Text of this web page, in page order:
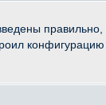
правильно,